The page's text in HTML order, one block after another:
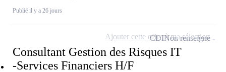
Publié il y a 26 jours
Consultant Gestion des Risques IT
-Services Financiers H/F
CDINon renseigné
Ajouter cette offre à ma sélection